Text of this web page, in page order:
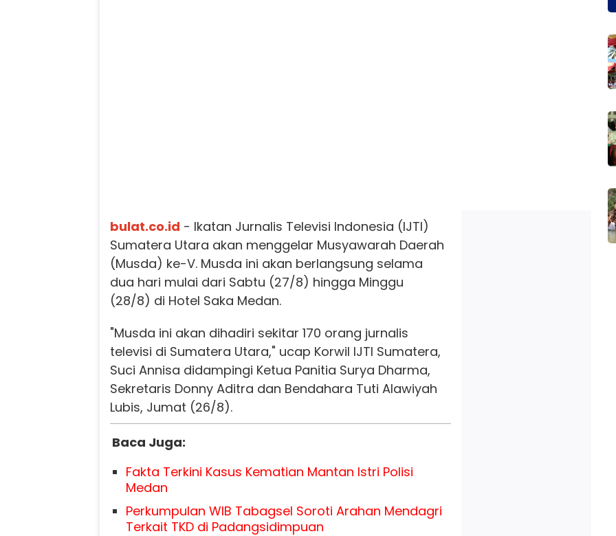
bulat.co.id - Ikatan Jurnalis Televisi Indonesia (IJTI)
Sumatera Utara akan menggelar Musyawarah Daerah
(Musda) ke-V. Musda ini akan berlangsung selama
dua hari mulai dari Sabtu (27/8) hingga Minggu
(28/8) di Hotel Saka Medan.
"Musda ini akan dihadiri sekitar 170 orang jurnalis
televisi di Sumatera Utara," ucap Korwil IJTI Sumatera,
Suci Annisa didampingi Ketua Panitia Surya Dharma,
Sekretaris Donny Aditra dan Bendahara Tuti Alawiyah
Lubis, Jumat (26/8).
Baca Juga:
Fakta Terkini Kasus Kematian Mantan Istri Polisi
Medan
Perkumpulan WIB Tabagsel Soroti Arahan Mendagri
Terkait TKD di Padangsidimpuan